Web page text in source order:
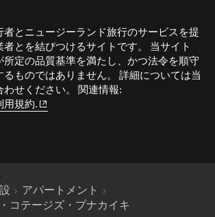
者とニュージーランド旅行のサービスを提
とを結びつけるサイトです。 当サイト
所定の品質基準を満たし、かつ法令を順守
ものではありません。 詳細については当
せください。 関連情報:
用規約. (opens in new window)
アパートメント
コテージズ・プナカイキ